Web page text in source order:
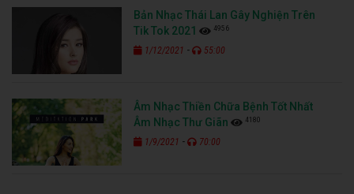
Bản Nhạc Thái Lan Gây Nghiện Trên
Tik Tok 2021
4956
1/12/2021 - 55:00
Âm Nhạc Thiền Chữa Bệnh Tốt Nhất
Âm Nhạc Thư Giãn
4180
1/9/2021 - 70:00